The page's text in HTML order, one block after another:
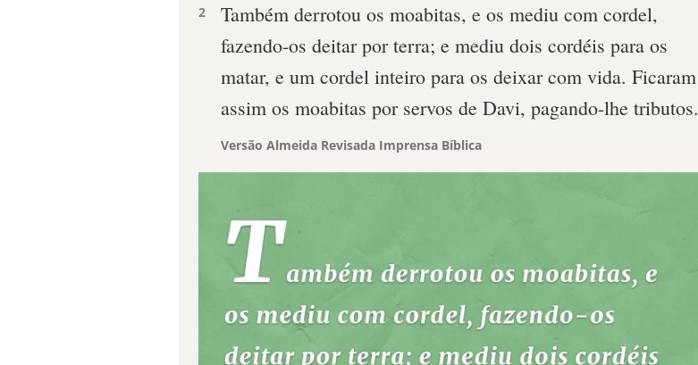
2
Também derrotou os moabitas, e os mediu com cordel,
fazendo-os deitar por terra; e mediu dois cordéis para os
matar, e um cordel inteiro para os deixar com vida. Ficaram
assim os moabitas por servos de Davi, pagando-lhe tributos.
Versão Almeida Revisada Imprensa Bíblica